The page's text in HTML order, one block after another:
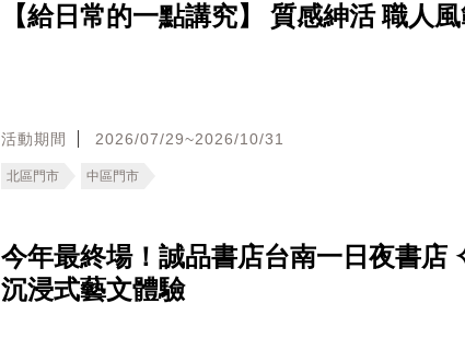
【給日常的一點講究】 質感紳活 職人
活動期間 2026/07/29~2026/10/31
北區門市 中區門市
今年最終場！誠品書店台南一日夜書店
沉浸式藝文體驗